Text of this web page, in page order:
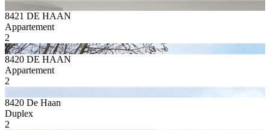
8421 DE HAAN
Appartement
2
8420 DE HAAN
Appartement
2
8420 De Haan
Duplex
2